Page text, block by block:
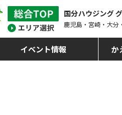
国分ハウジング
鹿児島・宮崎・大分
イベント情報 か